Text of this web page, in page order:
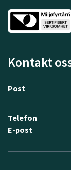
Kontakt
Post
Telefon
E-post